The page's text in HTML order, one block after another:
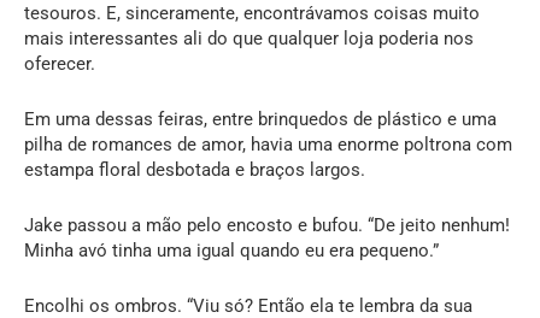
tesouros. E, sinceramente, encontrávamos coisas muito
mais interessantes ali do que qualquer loja poderia nos
oferecer.
Em uma dessas feiras, entre brinquedos de plástico e uma
pilha de romances de amor, havia uma enorme poltrona com
estampa floral desbotada e braços largos.
Jake passou a mão pelo encosto e bufou. “De jeito nenhum!
Minha avó tinha uma igual quando eu era pequeno.”
Encolhi os ombros. “Viu só? Então ela te lembra da sua